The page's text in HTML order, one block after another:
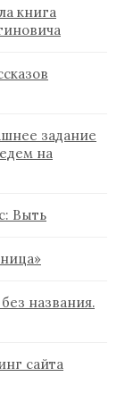
книга
задание
на
Выть
названия.
сайта